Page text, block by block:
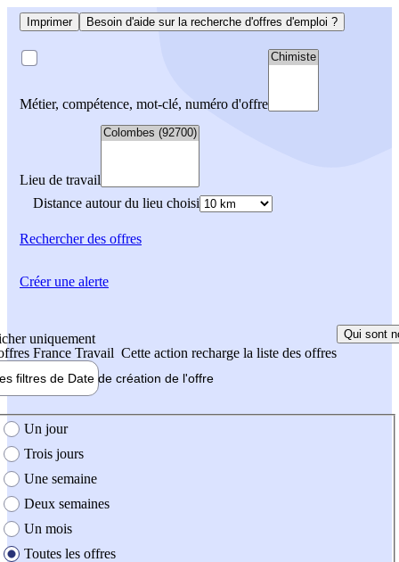
Imprimer Besoin d'aide sur la recherche d'offres d'emploi ?
Métier, compétence, mot-clé, numéro d'offre
Lieu de travail
Distance autour du lieu choisi
Rechercherdes offres
uniquement
France Travail Cette action recharge la liste des offres
Qui sont
filtres de Date de création de l'offre
création de l'offre
Un jour
Trois jours
Une semaine
Deux semaines
Un mois
Toutes les offres
Créer une alerte